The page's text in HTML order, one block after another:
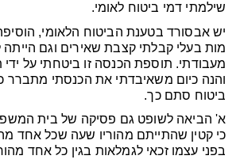
שילמתי דמי ביטוח לאומי.
יש אבסורד בטענת הביטוח הלאומי,
מות בעלי קבלתי קצבת שאירים וגם
מעבודתי. תוספת הכנסה זו ביטחתי על
והנה כיום משאיבדתי את הכנסתי מתברר
ביטוח סתם כך.
א' הביאה לשופט גם פסיקה של בית
כי קטין שהתייתם מהוריו שעה שכל אחד
בפני עצמו זכאי לגמלאות בגין כל אחד